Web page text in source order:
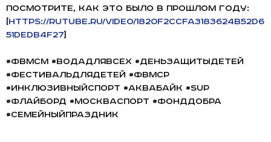
Посмотрите, как это было в прошлом году:
[https://rutube.ru/video/1820f2ccfa3183624b52d6
51dedb4f27]
#ФВМСМ #ВодаДляВсех #ДеньЗащитыДетей
#ФестивальДляДетей #ФВМСР
#ИнклюзивныйСпорт #Аквабайк #SUP
#Флайборд #МоскваСпорт #ФондДобра
#СемейныйПраздник